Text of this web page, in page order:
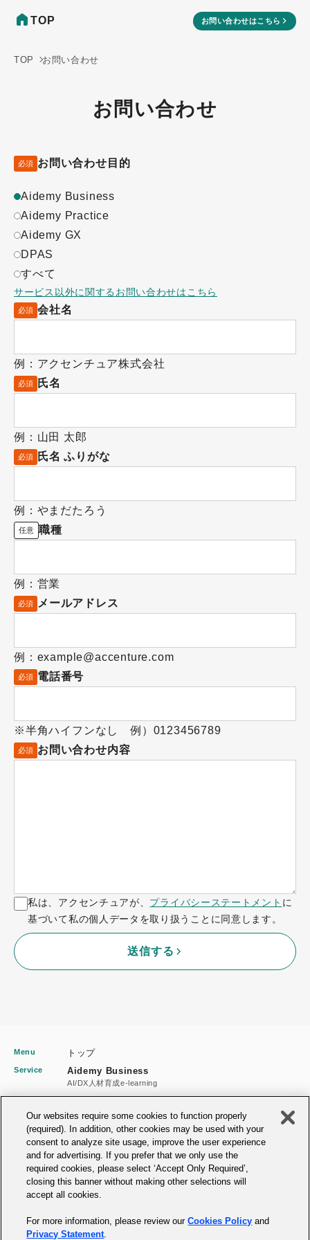
TOP お問い合わせはこちら
TOP お問い合わせ
お問い合わせ
必須 お問い合わせ目的
Aidemy Business
Aidemy Practice
Aidemy GX
DPAS
すべて
サービス以外に関するお問い合わせはこちら
必須 会社名
例：アクセンチュア株式会社
必須 氏名
例：山田 太郎
必須 氏名 ふりがな
例：やまだたろう
任意 職種
例：営業
必須 メールアドレス
例：example@accenture.com
必須 電話番号
※半角ハイフンなし 例）0123456789
必須 お問い合わせ内容
私は、アクセンチュアが、 プライバシーステートメント に
基づいて私の個人データを取り扱うことに同意します。
送信する
Menu トップ
Service Aidemy Business
AI/DX人材育成e-learning
AI/DX実践型研修
Aidemy GX
GX人材育成プラットフォーム
DPAS
DX推進力の可視化アセスメント
Notice
プライバシーポリシー
個人情報の保護に関する基本方針
Our websites require some cookies to function properly
(required). In addition, other cookies may be used with your
consent to analyze site usage, improve the user experience
and for advertising. If you prefer that we only use the
required cookies, please select ‘Accept Only Required’,
closing this banner without making other selections will
accept all cookies.
For more information, please review ourCookies Policy and
Privacy Statement.